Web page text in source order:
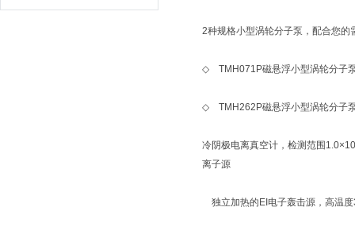
2种规格小型涡轮分子泵，配合您
◇ TMH071P磁悬浮小型涡轮分子
◇ TMH262P磁悬浮小型涡轮分子
冷阴极电离真空计，检测范围
离子源
独立加热的EI电子轰击源，高温